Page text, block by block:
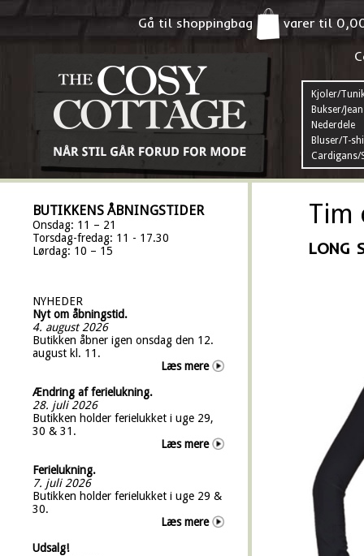
Gå til shoppingbag varer til
Kjoler/
Bukser/
Nederdele
Bluser/T-
Cardigans/
BUTIKKENS ÅBNINGSTIDER
Onsdag: 11 – 21
Torsdag-fredag: 11 - 17.30
Lørdag: 10 – 15
NYHEDER
Nyt om åbningstid.
4. august 2026
Butikken åbner igen onsdag den 12.
august kl. 11.
Læs mere
Ændring af ferielukning.
28. juli 2026
Butikken holder ferielukket i uge 29,
30 & 31.
Læs mere
Ferielukning.
7. juli 2026
Butikken holder ferielukket i uge 29 &
30.
Læs mere
Udsalg!
Tim
LONG